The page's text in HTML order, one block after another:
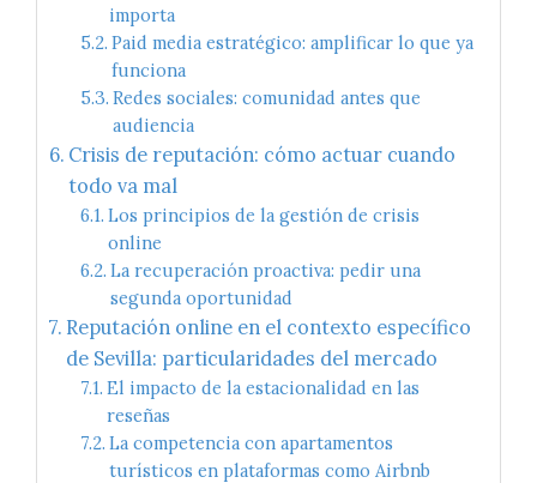
importa
Paid media estratégico: amplificar lo que ya
funciona
Redes sociales: comunidad antes que
audiencia
Crisis de reputación: cómo actuar cuando
todo va mal
Los principios de la gestión de crisis
online
La recuperación proactiva: pedir una
segunda oportunidad
Reputación online en el contexto específico
de Sevilla: particularidades del mercado
El impacto de la estacionalidad en las
reseñas
La competencia con apartamentos
turísticos en plataformas como Airbnb